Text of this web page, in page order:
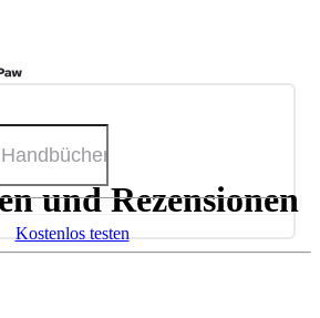
Kostenlos testen
und Rezensionen